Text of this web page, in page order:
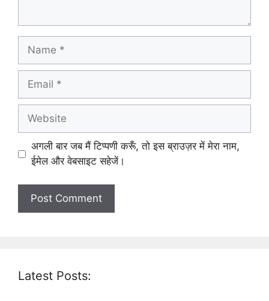
Name
Email
Website
अगली बार जब मैं टिप्पणी करूँ, तो इस ब्राउज़र में मेरा नाम,
ईमेल और वेबसाइट सहेजें।
Latest Posts: